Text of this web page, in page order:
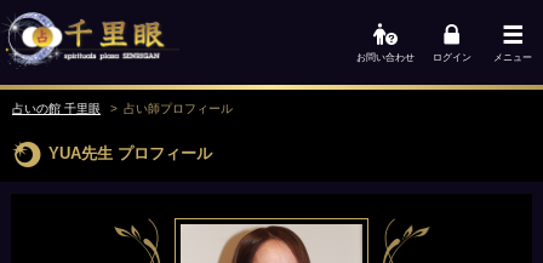
お問い合わせ ログイン メニュー
占いの館 千里眼 占い師プロフィール
YUA先生 プロフィール